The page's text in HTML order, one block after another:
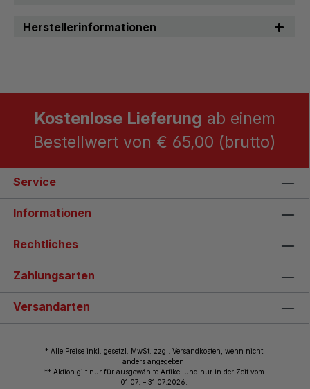
Herstellerinformationen
Kostenlose Lieferung ab einem
Bestellwert von € 65,00 (brutto)
Service
Informationen
Rechtliches
Zahlungsarten
Versandarten
* Alle Preise inkl. gesetzl. MwSt. zzgl. Versandkosten, wenn nicht
anders angegeben.
** Aktion gilt nur für ausgewählte Artikel und nur in der Zeit vom
01.07. – 31.07.2026.